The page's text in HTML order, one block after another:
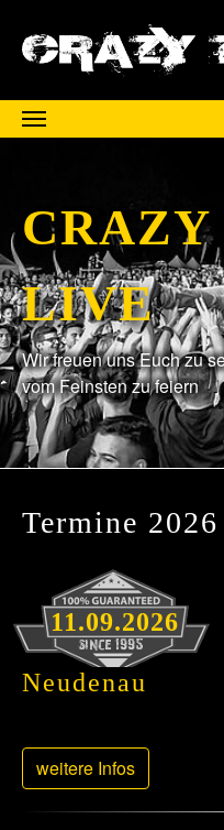
CRAZY
LIVE
Wir freuen uns Euch zu
vom Feinsten zu feiern
Termine 2026
11.09.2026
Neudenau
weitere Infos